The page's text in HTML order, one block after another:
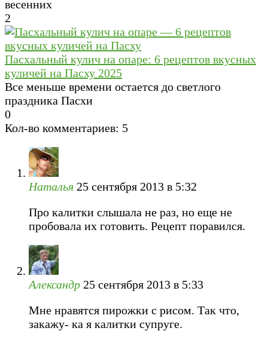
весенних
2
Пасхальный кулич на опаре: 6 рецептов вкусных
куличей на Пасху 2025
Все меньше времени остается до светлого
праздника Пасхи
0
Кол-во комментариев: 5
Наталья 25 сентября 2013 в 5:32
Про калитки слышала не раз, но еще не
пробовала их готовить. Рецепт поравился.
Александр 25 сентября 2013 в 5:33
Мне нравятся пирожки с рисом. Так что,
закажу- ка я калитки супруге.